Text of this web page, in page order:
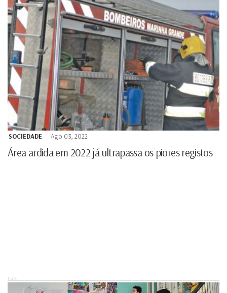
SOCIEDADE Ago 03, 2022
Área ardida em 2022 já ultrapassa os piores registos
Pub.